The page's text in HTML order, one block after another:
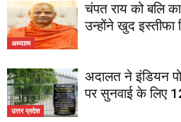
अध्यात्म
चंपत राय को बलि
उन्होंने खुद इस्तीफा
उत्तर प्रदेश
अदालत ने इंडियन
पर सुनवाई के लिए